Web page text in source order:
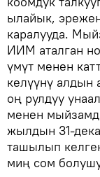
ылайык,
каралууда.
ИИМ аталган
үмүт менен
келүүнү алдын
оң рулдуу
менен
жылдын 31-
ташылып
миң сом